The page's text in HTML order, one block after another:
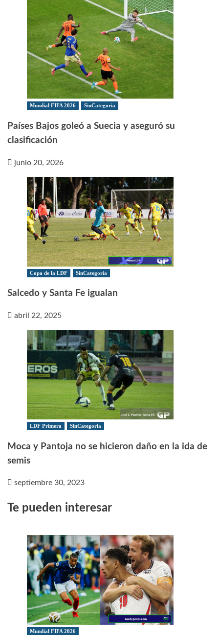
Mundial FIFA 2026 SinCategoria
Países Bajos goleó a Suecia y aseguró su
clasificación
junio 20, 2026
Copa de la LDF SinCategoria
Salcedo y Santa Fe igualan
abril 22, 2025
LDF Primera SinCategoria
Moca y Pantoja no se hicieron daño en la ida de
semis
septiembre 30, 2023
Te pueden interesar
Mundial FIFA 2026